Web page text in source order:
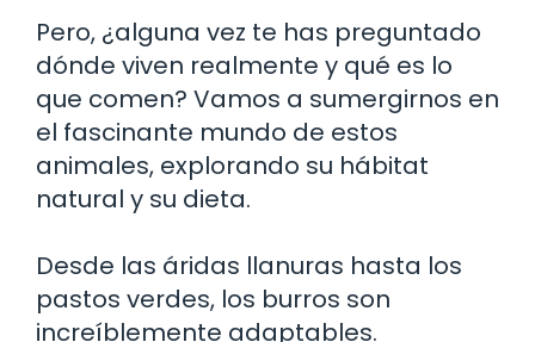
Pero, ¿alguna vez te has preguntado
dónde viven realmente y qué es lo
que comen? Vamos a sumergirnos en
el fascinante mundo de estos
animales, explorando su hábitat
natural y su dieta.
Desde las áridas llanuras hasta los
pastos verdes, los burros son
increíblemente adaptables.